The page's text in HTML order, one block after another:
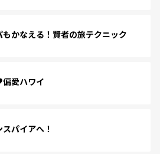
かなえる！賢者の旅テクニック
愛ハワイ
パイアへ！